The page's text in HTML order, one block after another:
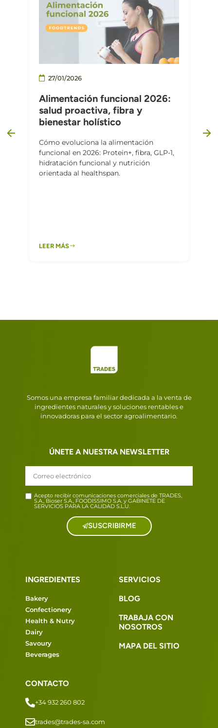
27/01/2026
Alimentación funcional 2026:
salud proactiva, fibra y
bienestar holístico
Cómo evoluciona la alimentación
funcional en 2026: Protein+, fibra, GLP-1,
hidratación funcional y nutrición
orientada al healthspan.
LEER MÁS
Somos una empresa familiar dedicada a la venta de
ingredientes naturales y soluciones rentables e
innovadoras para el sector agroalimentario.
INGREDIENTES
Bakery
Confectionery
Health & Nutry
Dairy
Savoury
Beverages
CONTACTO
+34 932 260 802
trades@trades-sa.com
SERVICIOS
BLOG
TRABAJA CON
NOSOTROS
MAPA DEL SITIO
ÚNETE A NUESTRA NEWSLETTER
Acepto recibir comunicaciones comerciales de TRADES,
S.A., Bioser S.A., FOODISSIMO S.A. y GABINETE DE
SERVICIOS PARA LA CALIDAD S.L.U.
SUSCRIBIRME